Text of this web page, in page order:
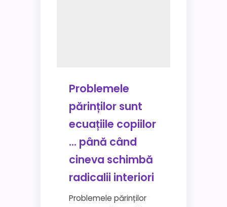
Problemele
părinților sunt
ecuațiile copiilor
… până când
cineva schimbă
radicalii interiori
Problemele părinților